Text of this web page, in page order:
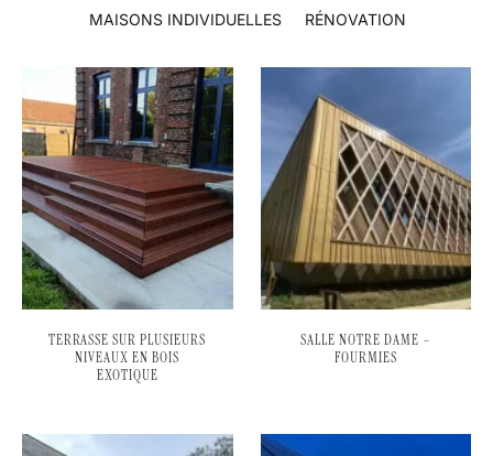
MAISONS INDIVIDUELLES RÉNOVATION
TERRASSE SUR PLUSIEURS
NIVEAUX EN BOIS
EXOTIQUE
SALLE NOTRE DAME –
FOURMIES